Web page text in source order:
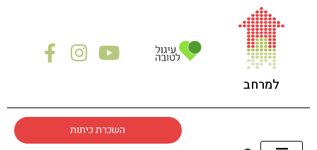
למרחב
השכרת כיתות